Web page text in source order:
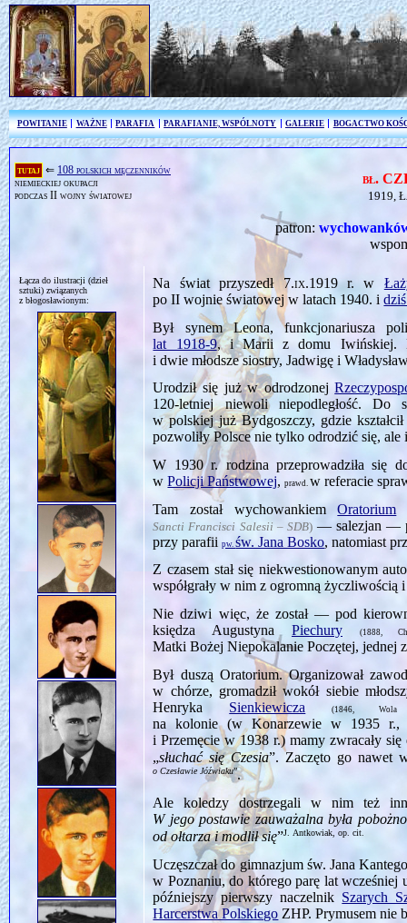
POWITANIE WAŻNE PARAFIA PARAFIANIE, WSPÓLNOTY GALERIE BOGACTWO
tutaj ⇐ 108 polskich męczenników
niemieckiej okupacji
podczas II wojny światowej
bł.
1919,
patron:
Łącza do ilustracji (dzieł
sztuki) związanych
z błogosławionym:
Na świat przyszedł7.ix.1919r. w
po II wojnie światowej w latach 1940. i
Był synem Leona, funkcjonariusza
lat 1918‑9, i Marii z domu Iwińskiej.
i dwie młodsze siostry, Jadwigę i
Urodził się już w odrodzonej
120‑letniej niewoli niepodległość. Do
w polskiej już Bydgoszczy, gdzie
pozwoliły Polsce nie tylko odrodzić się,
W 1930 r. rodzina przeprowadziła się
wPolicji Państwowej,prawd. w referacie
Tam został wychowankiemOratorium
Sancti Francisci Salesii – SDB)— salezjan —
przy parafiipw.św. Jana Bosko, natomiast
Z czasem stał się niekwestionowanym
współgrały w nim z ogromną życzliwością
Nie dziwi więc, że został — pod
księdza Augustyna Piechury (1888,
Matki Bożej Niepokalanie Poczętej, jednej
Był duszą Oratorium. Organizował
w chórze, gromadził wokół siebie
Henryka Sienkiewicza (1846,
na kolonie (w Konarzewie w 1935
i Przemęcie w 1938 r.) mamy zwracały
„słuchać się Czesia”. Zaczęto go nawet
o Czesławie Jóźwiaku”.
Ale koledzy dostrzegali w nim też
W jego postawie zauważalna była
od ołtarza i modlił się”J. Antkowiak, op. cit.
Uczęszczał do gimnazjum św. Jana
w Poznaniu, do którego parę lat wcześniej
późniejszy pierwszy naczelnik Szarych
Harcerstwa Polskiego ZHP. Prymusem nie